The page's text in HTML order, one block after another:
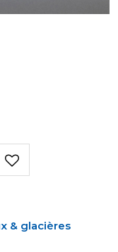
& glacières